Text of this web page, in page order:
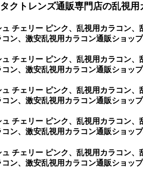
クトレンズ通販専門店の乱視用
ュ チェリー ピンク、乱視用カラコン
ン、激安乱視用カラコン通販ショッ
ュ チェリー ピンク、乱視用カラコン
ン、激安乱視用カラコン通販ショッ
ュ チェリー ピンク、乱視用カラコン
ン、激安乱視用カラコン通販ショッ
ュ チェリー ピンク、乱視用カラコン
ン、激安乱視用カラコン通販ショッ
ュ チェリー ピンク、乱視用カラコン
ン、激安乱視用カラコン通販ショッ